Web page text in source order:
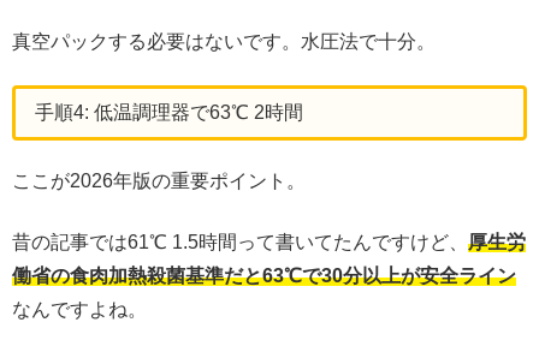
真空パックする必要はないです。水圧法で十分。
手順4: 低温調理器で63℃ 2時間
ここが2026年版の重要ポイント。
昔の記事では61℃ 1.5時間って書いてたんですけど、 厚生労
働省の食肉加熱殺菌基準だと63℃で30分以上が安全ライン
なんですよね。